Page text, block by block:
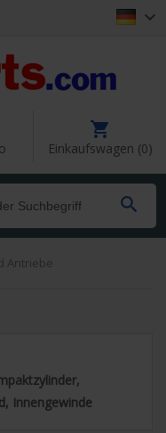


Einkaufswagen (0)

Antriebe
Innengewinde